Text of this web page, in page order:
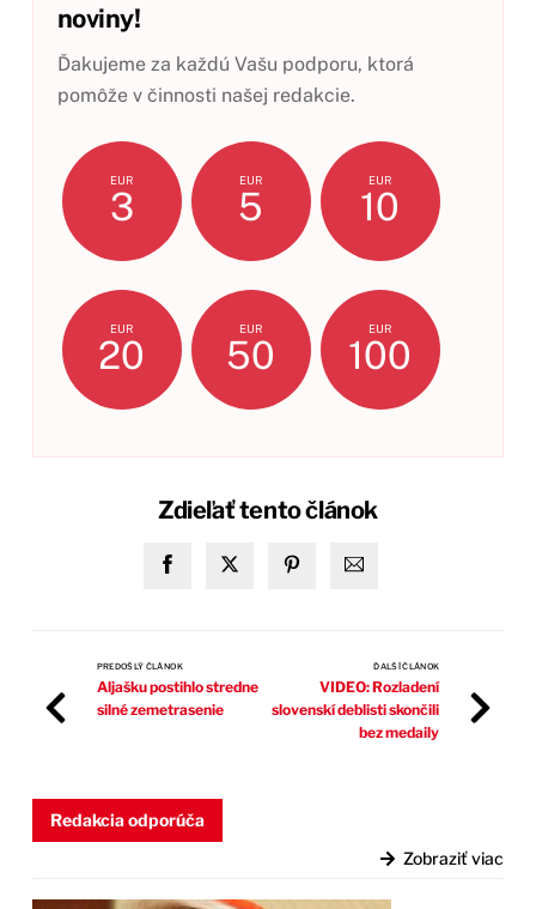
noviny!
Ďakujeme za každú Vašu podporu, ktorá
pomôže v činnosti našej redakcie.
EUR
3
EUR
5
EUR
10
EUR
20
EUR
50
EUR
100
Zdieľať tento článok
PREDOŠLÝ ČLÁNOK
Aljašku postihlo stredne
silné zemetrasenie
ĎALŠÍ ČLÁNOK
VIDEO: Rozladení
slovenskí deblisti skončili
bez medaily
Redakcia odporúča
Zobraziť viac